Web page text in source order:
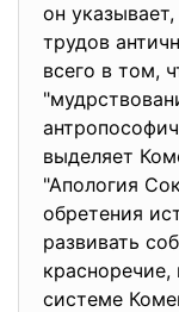
он
трудов
всего в том,
выделяет
"Апология
обретения
развивать
красноречие,
системе